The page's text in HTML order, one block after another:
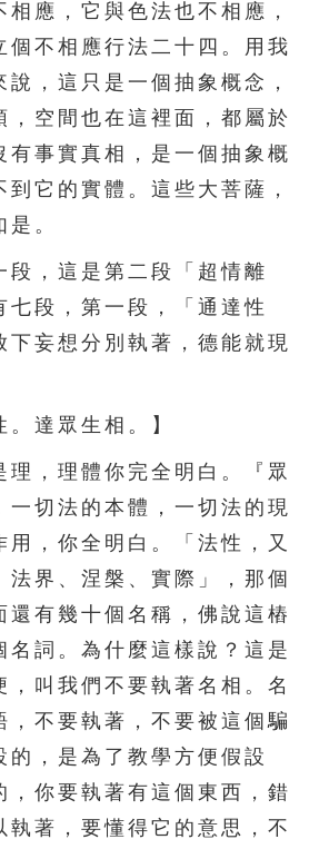
應，它與色法也不相應，
個不相應行法二十四。用我
，這只是一個抽象概念，
，空間也在這裡面，都屬於
有事實真相，是一個抽象概
它的實體。這些大菩薩，
。
，這是第二段「超情離
七段，第一段，「通達性
下妄想分別執著，德能就現
達眾生相。】
，理體你完全明白。『眾
一切法的本體，一切法的現
用，你全明白。「法性，又
法界、涅槃、實際」，那個
還有幾十個名稱，佛說這樁
名詞。為什麼這樣說？這是
，叫我們不要執著名相。名
，不要執著，不要被這個騙
的，是為了教學方便假設
，你要執著有這個東西，錯
執著，要懂得它的意思，不